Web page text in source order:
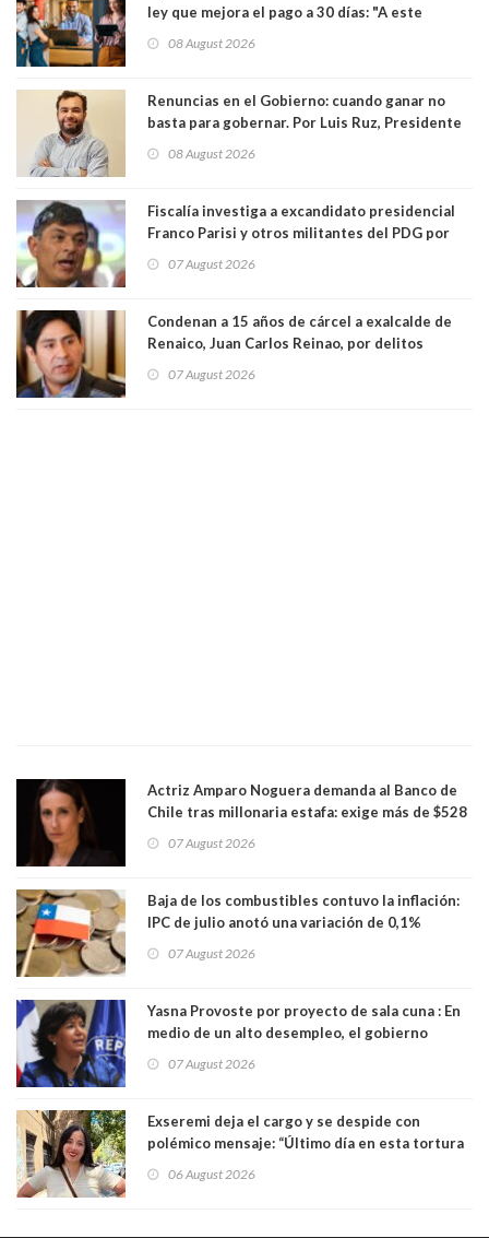
ley que mejora el pago a 30 días: "A este
medianas empresas"
08 August 2026
Renuncias en el Gobierno: cuando ganar no
basta para gobernar. Por Luis Ruz, Presidente
08 August 2026
Fiscalía investiga a excandidato presidencial
Franco Parisi y otros militantes del PDG por
07 August 2026
Condenan a 15 años de cárcel a exalcalde de
Renaico, Juan Carlos Reinao, por delitos
07 August 2026
Actriz Amparo Noguera demanda al Banco de
Chile tras millonaria estafa: exige más de $528
07 August 2026
Baja de los combustibles contuvo la inflación:
IPC de julio anotó una variación de 0,1%
07 August 2026
Yasna Provoste por proyecto de sala cuna : En
medio de un alto desempleo, el gobierno
07 August 2026
Exseremi deja el cargo y se despide con
polémico mensaje: “Último día en esta tortura
06 August 2026